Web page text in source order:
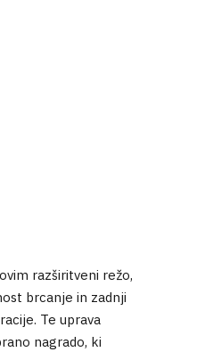
razširitveni režo,
brcanje in zadnji
Te uprava
nagrado, ki